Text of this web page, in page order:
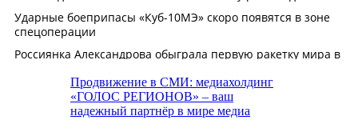
Продвижение в СМИ: медиахолдинг
«ГОЛОС РЕГИОНОВ» – ваш
надежный партнёр в мире медиа